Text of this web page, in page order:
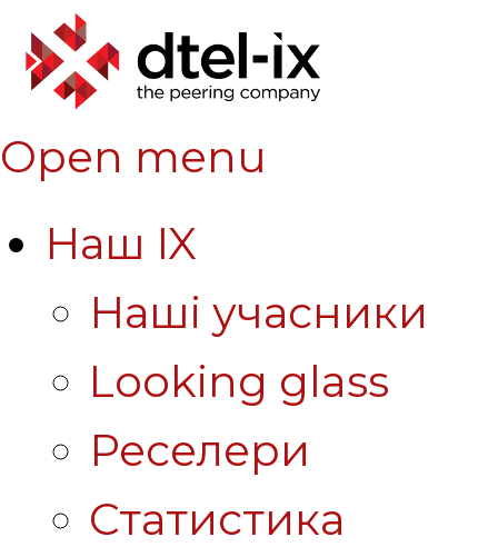
Open menu
Наш IX
Наші учасники
Looking glass
Реселери
Статистика